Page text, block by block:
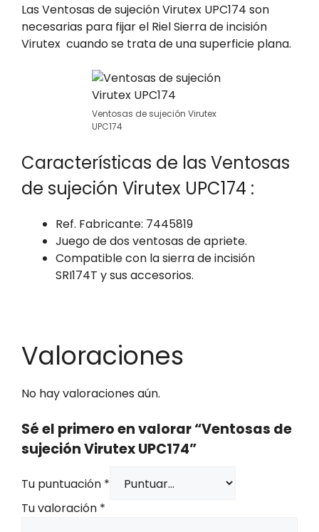
Las Ventosas de sujeción Virutex UPC174 son
necesarias para fijar el Riel Sierra de incisión
Virutex cuando se trata de una superficie plana.
Ventosas de sujeción Virutex
UPC174
Características de las Ventosas
de sujeción Virutex UPC174 :
Ref. Fabricante: 7445819
Juego de dos ventosas de apriete.
Compatible con la sierra de incisión
SRI174T y sus accesorios.
Valoraciones
No hay valoraciones aún.
Sé el primero en valorar “Ventosas de
sujeción Virutex UPC174”
Tu puntuación *
Tu valoración *